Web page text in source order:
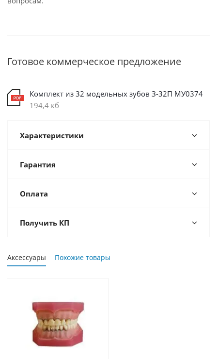
Готовое коммерческое предложение
Комплект из 32 модельных зубов З-32П МУ0374
194,4 кб
Характеристики
Гарантия
Оплата
Получить КП
Аксессуары Похожие товары